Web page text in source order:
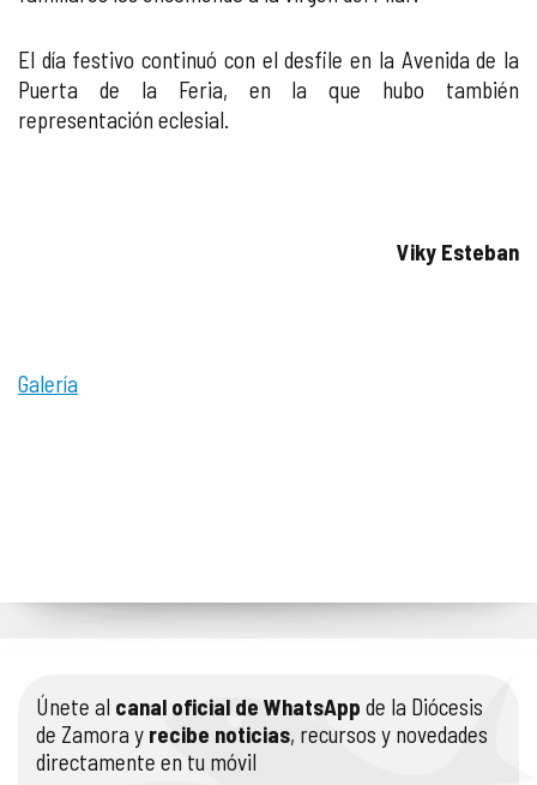
El día festivo continuó con el desfile en la Avenida de la
Puerta de la Feria, en la que hubo también
representación eclesial.
Viky Esteban
Galería
Únete al canal oficial de WhatsApp de la Diócesis
de Zamora y recibe noticias, recursos y novedades
directamente en tu móvil